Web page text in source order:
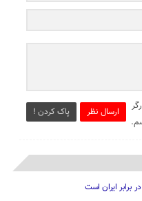
ارسال نظر پاک کردن !
ایران است